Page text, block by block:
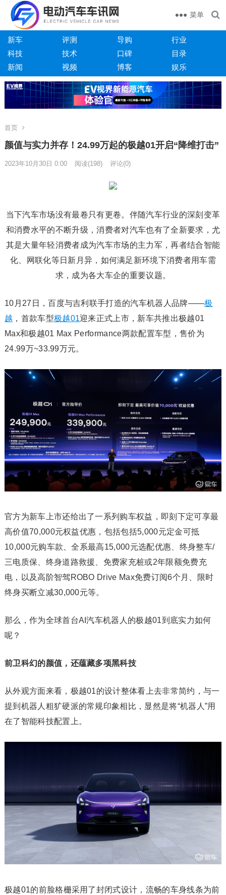
菜单
新车 评测 导购
行业
科技
技术 口碑
目录
新闻
视频 博客 娱乐
首页
颜值与实力并存！24.99万起的极越01开启“降维打击”
2023年10月30日 0:00 阅读(198) 评论(0)
当下汽车市场没有最卷只有更卷。伴随汽车行业的深刻变革
和消费水平的不断升级，消费者对汽车也有了全新要求，尤
其是大量年轻消费者成为汽车市场的主力军，再者结合智能
化、网联化等日新月异，如何满足新环境下消费者用车需
求，成为各大车企的重要议题。
10月27日，百度与吉利联手打造的汽车机器人品牌——极
越 ，首款车型极越01迎来正式上市，新车共推出极越01
Max和极越01 Max Performance两款配置车型，售价为
24.99万~33.99万元。
官方为新车上市还给出了一系列购车权益，即刻下定可享最
高价值70,000元权益优惠，包括包括5,000元定金可抵
10,000元购车款、全系最高15,000元选配优惠、终身整车/
三电质保、终身道路救援、免费家充桩或2年限额免费充
电，以及高阶智驾ROBO Drive Max免费订阅6个月、限时
终身买断立减30,000元等。
那么，作为全球首台AI汽车机器人的极越01到底实力如何
呢？
前卫科幻的颜值，还蕴藏多项黑科技
从外观方面来看，极越01的设计整体看上去非常简约，与一
提到机器人粗犷硬派的常规印象相比，显然是将“机器人”用
在了智能科技配置上。
极越01的前脸格栅采用了封闭式设计，流畅的车身线条为前